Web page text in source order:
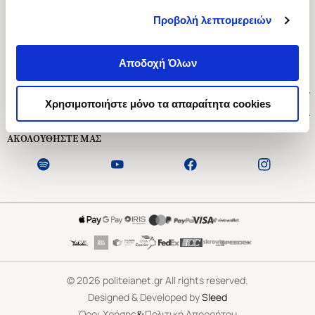
Προβολή λεπτομερειών
Αποδοχή Όλων
Χρησιμοποιήστε μόνο τα απαραίτητα cookies
Ασκληπιού 1-3, Αθήνα 106 79
Δευτέρα - Παρασκευή 09:00-21:00
Εξυπηρέτηση Πελατών
ΑΚΟΛΟΥΘΗΣΤΕ ΜΑΣ
©2026 politeianet.gr All rights reserved.
Designed & Developed bySleed